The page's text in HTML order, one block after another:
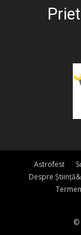
Astrofest
Despre
©